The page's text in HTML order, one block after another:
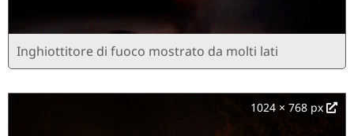
Inghiottitore di fuoco mostrato da molti lati
1024 × 768 px